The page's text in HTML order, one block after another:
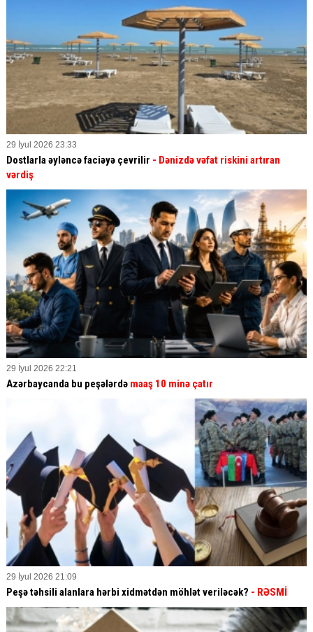
29 İyul 2026 23:33
Dostlarla əyləncə faciəyə çevrilir - Dənizdə vəfat riskini artıran
vərdiş
29 İyul 2026 22:21
Azərbaycanda bu peşələrdə maaş 10 minə çatır
29 İyul 2026 21:09
Peşə təhsili alanlara hərbi xidmətdən möhlət veriləcək? - RƏSMİ